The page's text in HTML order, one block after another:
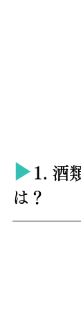
▶︎ 1. 酒
は？